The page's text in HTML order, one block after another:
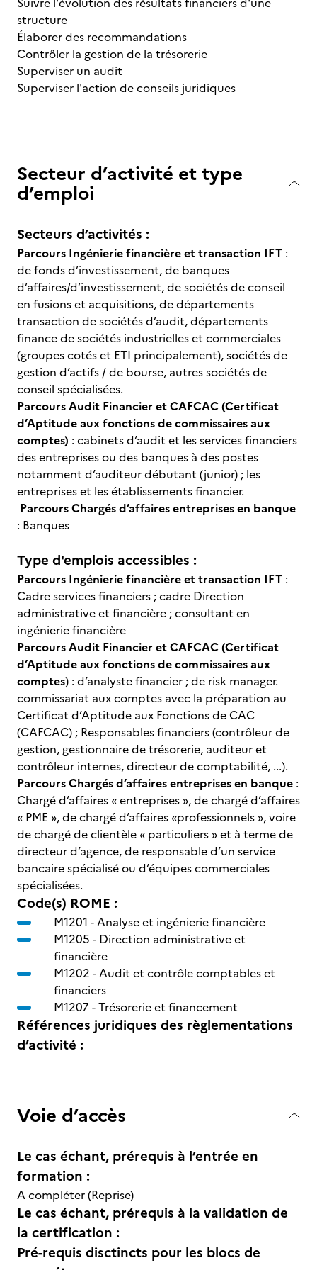
structure
Élaborer des recommandations
Contrôler la gestion de la trésorerie
Superviser un audit
Superviser l'action de conseils juridiques
Secteur d’activité et type
d’emploi
Secteurs d’activités :
Parcours Ingénierie financière et transaction IFT :
de fonds d’investissement, de banques
d’affaires/d’investissement, de sociétés de conseil
en fusions et acquisitions, de départements
transaction de sociétés d’audit, départements
finance de sociétés industrielles et commerciales
(groupes cotés et ETI principalement), sociétés de
gestion d’actifs / de bourse, autres sociétés de
conseil spécialisées.
Parcours Audit Financier et CAFCAC (Certificat
d’Aptitude aux fonctions de commissaires aux
comptes) : cabinets d’audit et les services financiers
des entreprises ou des banques à des postes
notamment d’auditeur débutant (junior) ; les
entreprises et les établissements financier.
Parcours Chargés d’affaires entreprises en banque
: Banques
Type d'emplois accessibles :
Parcours Ingénierie financière et transaction IFT :
Cadre services financiers ; cadre Direction
administrative et financière ; consultant en
ingénierie financière
Parcours Audit Financier et CAFCAC (Certificat
d’Aptitude aux fonctions de commissaires aux
comptes) : d’analyste financier ; de risk manager.
commissariat aux comptes avec la préparation au
Certificat d’Aptitude aux Fonctions de CAC
(CAFCAC) ; Responsables financiers (contrôleur de
gestion, gestionnaire de trésorerie, auditeur et
contrôleur internes, directeur de comptabilité, ...).
Parcours Chargés d’affaires entreprises en banque :
Chargé d’affaires « entreprises », de chargé d’affaires
« PME », de chargé d’affaires «professionnels », voire
de chargé de clientèle « particuliers » et à terme de
directeur d’agence, de responsable d’un service
bancaire spécialisé ou d’équipes commerciales
spécialisées.
Code(s) ROME :
M1201 -Analyse et ingénierie financière
M1205 - Direction administrative et
financière
M1202 -Audit et contrôle comptables et
financiers
M1207 -Trésorerie et financement
Références juridiques des règlementations
d’activité :
Voie d’accès
Le cas échant, prérequis à l’entrée en
formation :
A compléter (Reprise)
Le cas échant, prérequis à la validation de
la certification :
Pré-requis disctincts pour les blocs de